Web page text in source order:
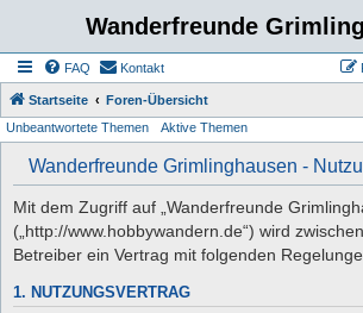
Wanderfreunde
FAQ Kontakt
Startseite Foren-Übersicht
Unbeantwortete Themen Aktive Themen
Wanderfreunde Grimlinghausen -
Mit dem Zugriff auf „Wanderfreunde
(„http://www.hobbywandern.de“) wird
Betreiber ein Vertrag mit folgenden
1. NUTZUNGSVERTRAG